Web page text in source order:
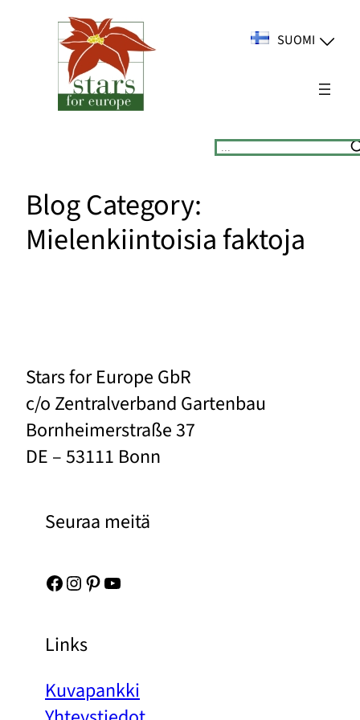
SUOMI
Suchen
Blog Category:
Mielenkiintoisia faktoja
Stars for Europe GbR
c/o Zentralverband Gartenbau
Bornheimerstraße 37
DE – 53111 Bonn
Seuraa meitä
Facebook Instagram Pinterest YouTube
Links
Kuvapankki